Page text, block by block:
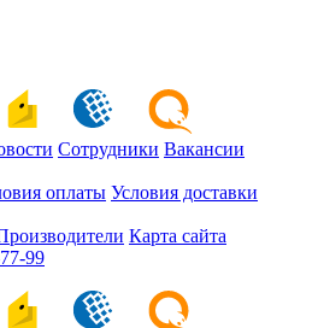
Сотрудники Вакансии
оплаты Условия доставки
Карта сайта
99